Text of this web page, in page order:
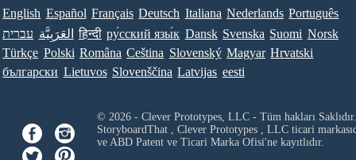
English Español Français Deutsch Italiana Nederlands Português
עברית العَرَبِيَّة हिन्दी ру́сский язы́к Dansk Svenska Suomi Norsk
Türkçe Polski Româna Ceština Slovenský Magyar Hrvatski
български Lietuvos Slovenščina Latvijas eesti
© 2026 - Clever Prototypes, LLC - Tüm hakları Saklıdır.
StoryboardThat , Clever Prototypes , LLCticari
ve ABD Patent ve Ticari Marka Ofisi'ne kayıtlıdır.